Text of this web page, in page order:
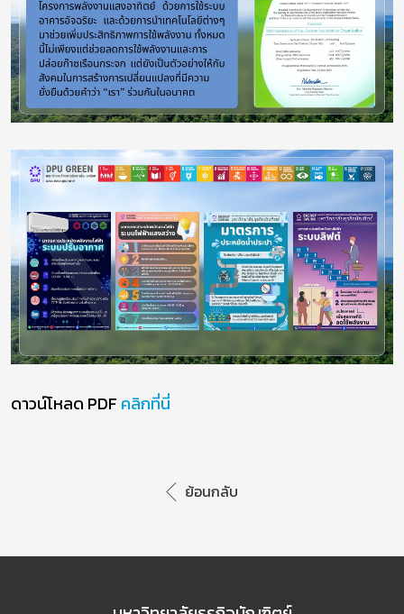
ดาวน์โหลด PDF คลิกที่นี่
ย้อนกลับ